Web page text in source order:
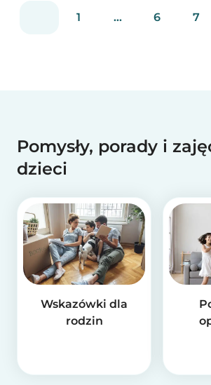
1 ... 6 7
Pomysły, porady i
dzieci
Wskazówki dla
rodzin